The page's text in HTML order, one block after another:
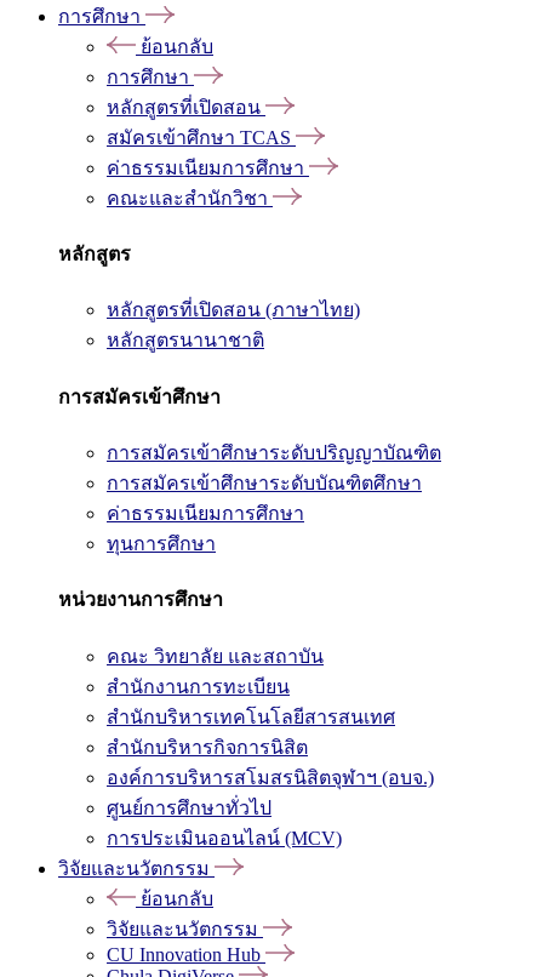
การศึกษา
ย้อนกลับ
การศึกษา
หลักสูตรที่เปิดสอน
สมัครเข้าศึกษา TCAS
ค่าธรรมเนียมการศึกษา
คณะและสำนักวิชา
หลักสูตร
หลักสูตรที่เปิดสอน (ภาษาไทย)
หลักสูตรนานาชาติ
การสมัครเข้าศึกษา
การสมัครเข้าศึกษาระดับปริญญาบัณฑิต
การสมัครเข้าศึกษาระดับบัณฑิตศึกษา
ค่าธรรมเนียมการศึกษา
ทุนการศึกษา
หน่วยงานการศึกษา
คณะ วิทยาลัย และสถาบัน
สำนักงานการทะเบียน
สำนักบริหารเทคโนโลยีสารสนเทศ
สำนักบริหารกิจการนิสิต
องค์การบริหารสโมสรนิสิตจุฬาฯ (อบจ.)
ศูนย์การศึกษาทั่วไป
การประเมินออนไลน์ (MCV)
วิจัยและนวัตกรรม
ย้อนกลับ
วิจัยและนวัตกรรม
CU Innovation Hub